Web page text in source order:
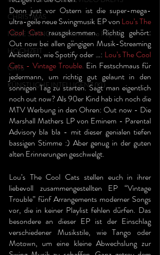
CHRISTMAS
NEUE SWING MUSIK im Retro Pop Stil
HOCHZEIT
CATS
KÜNSTLICHE INTELLIGENZ (KI)
Denn just vor Ostern ist die super-mega-
ultra-geile neue Swingmusik EP von Lou’s The
Cool Cats rausgekommen. Richtig gehört:
Out now bei allen gängigen Musik-Streaming
Anbietern, wie Spotify oder …: Lou’s The Cool
Cats - Vintage Trouble. Ein Festschmaus für
jedermann, um richtig gut gelaunt in den
sonnigen Tag zu starten. Sagt man eigentlich
noch out now? Als 90er Kind hab ich noch die
MTV Werbung in den Ohren: Out now - Die
Marshall Mathers LP von Eminem - Parental
Advisory bla bla - mit dieser genialen tiefen
bassigen Stimme :) Aber genug in der guten
alten Erinnerungen geschwelgt.
Lou’s The Cool Cats stellen euch in ihrer
liebevoll zusammengestellten EP “Vintage
Trouble” fünf Arrangements moderner Songs
vor, die in keiner Playlist fehlen dürfen. Das
besondere an dieser EP ist der Einschlag
verschiedener Musikstile, wie Tango oder
Motown, um eine kleine Abwechslung zur